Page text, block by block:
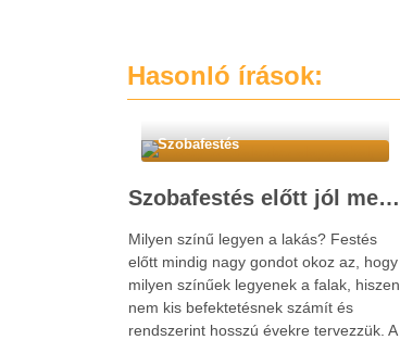
Hasonló írások:
Szobafestés
Szobafestés előtt jól meg kell választani a színeket
Milyen színű legyen a lakás? Festés
előtt mindig nagy gondot okoz az, hogy
milyen színűek legyenek a falak, hiszen
nem kis befektetésnek számít és
rendszerint hosszú évekre tervezzük. A